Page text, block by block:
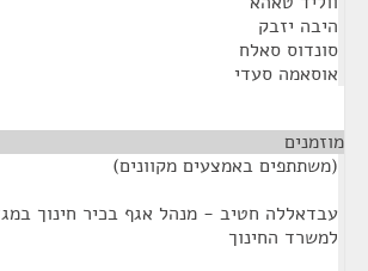
היבה יזבק
סונדוס סאלח
אוסאמה סעדי
מוזמנים
(משתתפים באמצעים מקוונים)
עבדאללה חטיב - מנהל אגף בכיר חינוך
למשרד החינוך